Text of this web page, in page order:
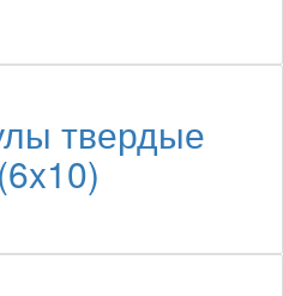
твердые